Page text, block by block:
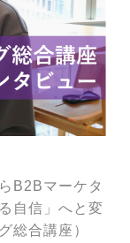
B2Bマーケタ
自信」へと変
総合講座）